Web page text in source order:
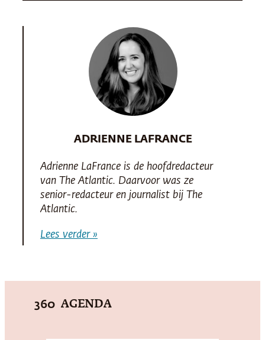
ADRIENNE LAFRANCE
Adrienne LaFrance is de hoofdredacteur
van The Atlantic. Daarvoor was ze
senior-redacteur en journalist bij The
Atlantic.
Lees verder »
360 AGENDA